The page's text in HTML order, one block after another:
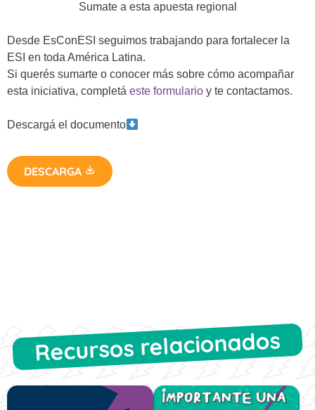
Sumate a esta apuesta regional
Desde EsConESI seguimos trabajando para fortalecer la
ESI en toda América Latina.
Si querés sumarte o conocer más sobre cómo acompañar
esta iniciativa, completá este formulario y te contactamos.
Descargá el documento
DESCARGA
Recursos relacionados